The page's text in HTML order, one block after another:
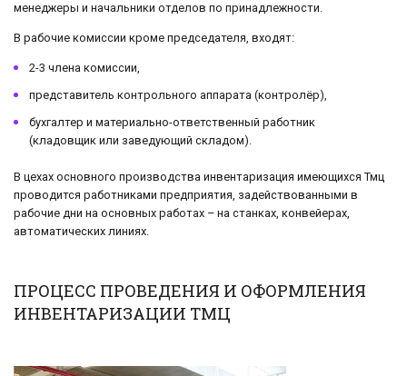
менеджеры и начальники отделов по принадлежности.
В рабочие комиссии кроме председателя, входят:
2-3 члена комиссии,
представитель контрольного аппарата (контролёр),
бухгалтер и материально-ответственный работник
(кладовщик или заведующий складом).
В цехах основного производства инвентаризация имеющихся Тмц
проводится работниками предприятия, задействованными в
рабочие дни на основных работах – на станках, конвейерах,
автоматических линиях.
ПРОЦЕСС ПРОВЕДЕНИЯ И ОФОРМЛЕНИЯ
ИНВЕНТАРИЗАЦИИ ТМЦ